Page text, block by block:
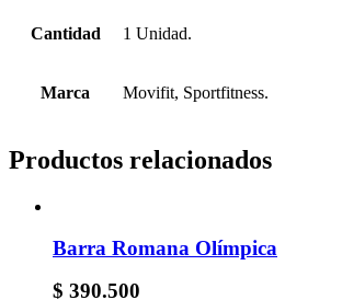
Cantidad 1 Unidad.
Marca Movifit, Sportfitness.
Productos relacionados
Barra Romana Olímpica
$ 390.500